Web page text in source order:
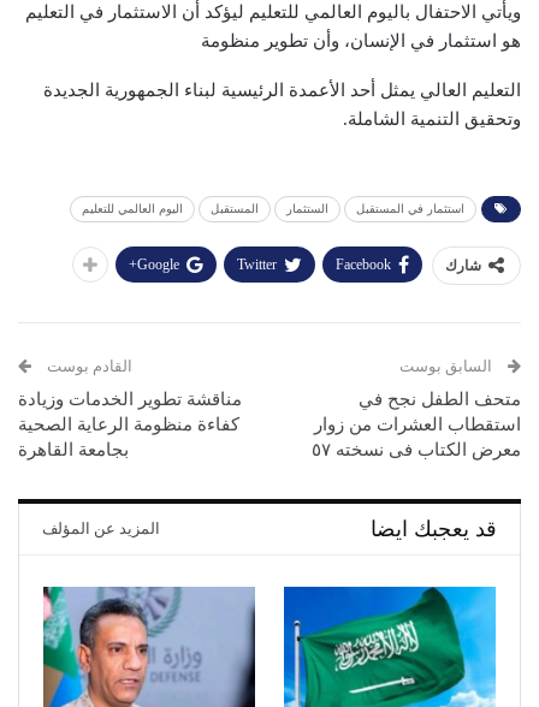
ويأتي الاحتفال باليوم العالمي للتعليم ليؤكد أن الاستثمار في التعليم
هو استثمار في الإنسان، وأن تطوير منظومة
التعليم العالي يمثل أحد الأعمدة الرئيسية لبناء الجمهورية الجديدة
وتحقيق التنمية الشاملة.
استثمار في المستقبل الستثمار المستقبل اليوم العالمي للتعليم
شارك Facebook
Twitter
Google+
السابق بوست
متحف الطفل نجح في
استقطاب العشرات من زوار
معرض الكتاب فى نسخته ٥٧
القادم بوست
مناقشة تطوير الخدمات وزيادة
كفاءة منظومة الرعاية الصحية
بجامعة القاهرة
قد يعجبك ايضا المزيد عن المؤلف